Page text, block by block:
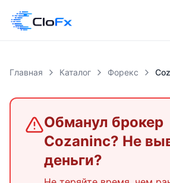
Главная Каталог Форекс
Обманул брокер
Cozaninc? Не
деньги?